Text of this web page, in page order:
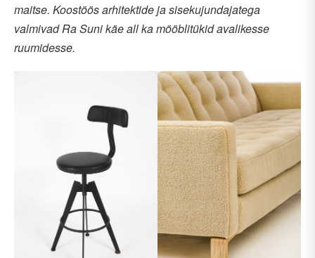
maitse. Koostöös arhitektide ja sisekujundajatega
valmivad Ra Suni käe all ka mööblitükid avalikesse
ruumidesse.